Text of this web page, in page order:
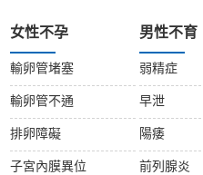
女性不孕
輸卵管堵塞
輸卵管不通
排卵障礙
子宮內膜異位
男性不育
弱精症
早泄
陽痿
前列腺炎